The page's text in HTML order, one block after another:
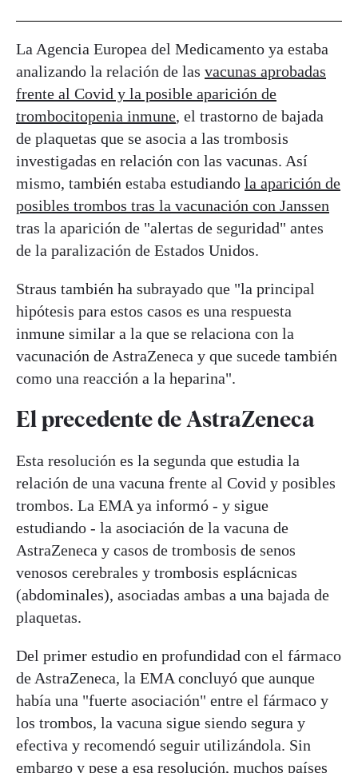
La Agencia Europea del Medicamento ya estaba
analizando la relación de las vacunas aprobadas
frente al Covid y la posible aparición de
trombocitopenia inmune, el trastorno de bajada
de plaquetas que se asocia a las trombosis
investigadas en relación con las vacunas. Así
mismo, también estaba estudiando la aparición de
posibles trombos tras la vacunación con Janssen
tras la aparición de "alertas de seguridad" antes
de la paralización de Estados Unidos.
Straus también ha subrayado que "la principal
hipótesis para estos casos es una respuesta
inmune similar a la que se relaciona con la
vacunación de AstraZeneca y que sucede también
como una reacción a la heparina".
El precedente de AstraZeneca
Esta resolución es la segunda que estudia la
relación de una vacuna frente al Covid y posibles
trombos. La EMA ya informó - y sigue
estudiando - la asociación de la vacuna de
AstraZeneca y casos de trombosis de senos
venosos cerebrales y trombosis esplácnicas
(abdominales), asociadas ambas a una bajada de
plaquetas.
Del primer estudio en profundidad con el fármaco
de AstraZeneca, la EMA concluyó que aunque
había una "fuerte asociación" entre el fármaco y
los trombos, la vacuna sigue siendo segura y
efectiva y recomendó seguir utilizándola. Sin
embargo y pese a esa resolución, muchos países